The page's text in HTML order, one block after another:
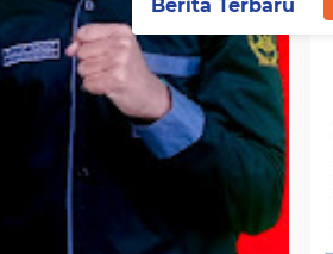
Berita Terbaru